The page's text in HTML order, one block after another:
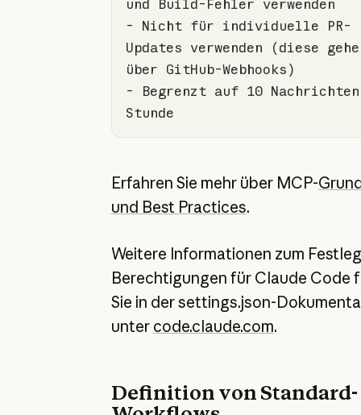
- Nicht für individuelle PR-
Updates verwenden (diese
- Begrenzt auf 10
Stunde
Erfahren Sie mehr über MCP-
und Best Practices.
Weitere Informationen zum
Berechtigungen für Claude Code
Sie in der settings.json-
unter code.claude.com.
Definition von Standard-